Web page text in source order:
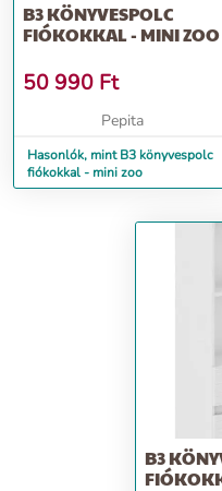
B3 KÖNYVESPOLC
FIÓKOKKAL - MINI ZOO
50 990 Ft
Pepita
Hasonlók, mint B3 könyvespolc
fiókokkal - mini zoo
B3